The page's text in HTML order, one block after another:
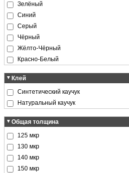
Зелёный
Синий
Серый
Чёрный
Жёлто-Чёрный
Красно-Белый
Клей
Синтетический каучук
Натуральный каучук
Общая толщина
125 мкр
130 мкр
140 мкр
150 мкр